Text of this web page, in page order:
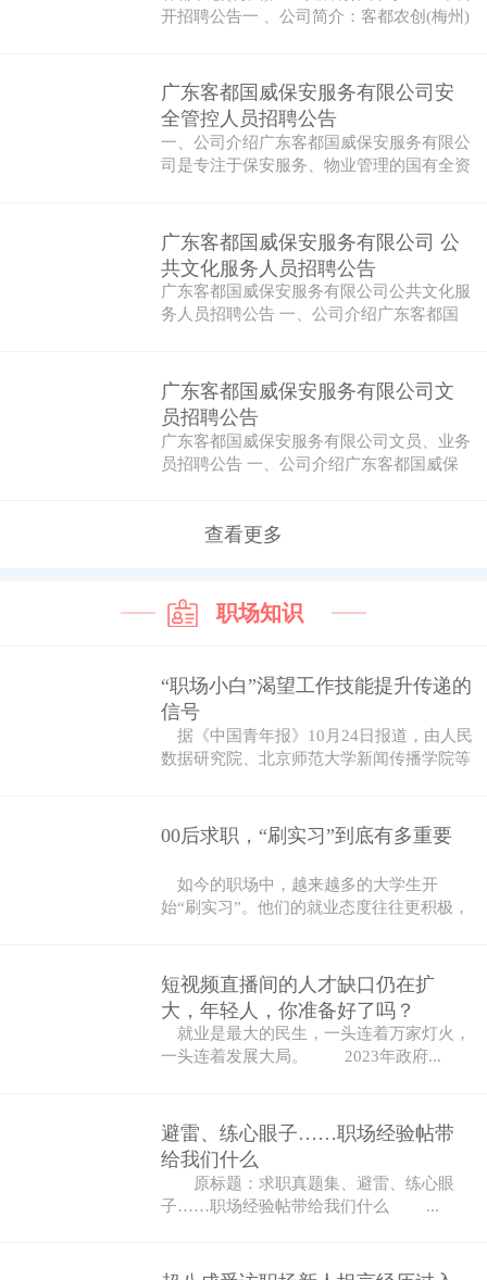
开招聘公告一 、公司简介：客都农创(梅州)
广东客都国威保安服务有限公司安
全管控人员招聘公告
一、公司介绍广东客都国威保安服务有限公
司是专注于保安服务、物业管理的国有全资
广东客都国威保安服务有限公司 公
共文化服务人员招聘公告
广东客都国威保安服务有限公司公共文化服
务人员招聘公告 一、公司介绍广东客都国
广东客都国威保安服务有限公司文
员招聘公告
广东客都国威保安服务有限公司文员、业务
员招聘公告 一、公司介绍广东客都国威保
查看更多
职场知识
“职场小白”渴望工作技能提升传递的
信号
据《中国青年报》10月24日报道，由人民
数据研究院、北京师范大学新闻传播学院等
00后求职，“刷实习”到底有多重要
如今的职场中，越来越多的大学生开
始“刷实习”。他们的就业态度往往更积极，
短视频直播间的人才缺口仍在扩
大，年轻人，你准备好了吗？
就业是最大的民生，一头连着万家灯火，
一头连着发展大局。 2023年政府...
避雷、练心眼子……职场经验帖带
给我们什么
原标题：求职真题集、避雷、练心眼
子……职场经验帖带给我们什么 ...